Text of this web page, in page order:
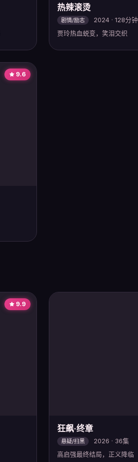
热辣滚烫
剧情/励志
2024 · 128分钟
贾玲热血蜕变，笑泪交织
9.6
9.9
狂飙·终章
悬疑/扫黑
2026 · 36集
高启强最终结局，正义降临